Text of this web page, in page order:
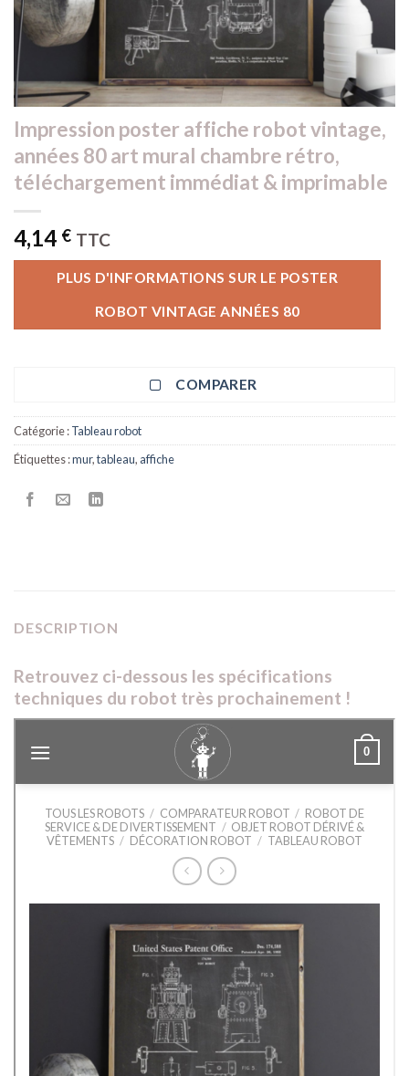
Impression poster affiche robot vintage,
années 80 art mural chambre rétro,
téléchargement immédiat & imprimable
4,14 € TTC
PLUS D'INFORMATIONS SUR LE POSTER
ROBOT VINTAGE ANNÉES 80
COMPARER
Catégorie :Tableau robot
Étiquettes :mur,tableau, affiche
DESCRIPTION
Retrouvez ci-dessous les spécifications
techniques du robot très prochainement !